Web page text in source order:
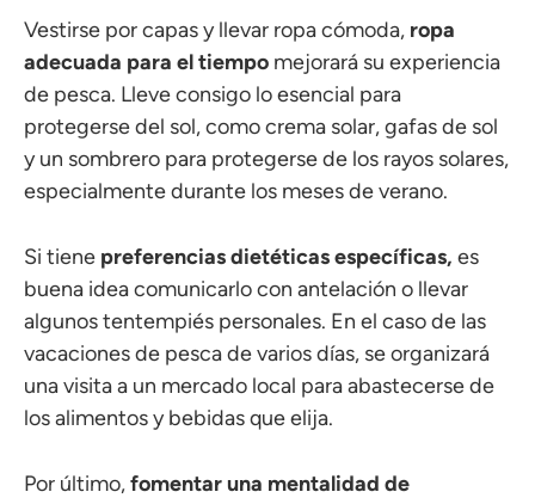
Vestirse por capas y llevar ropa cómoda, ropa
adecuada para el tiempo mejorará su experiencia
de pesca. Lleve consigo lo esencial para
protegerse del sol, como crema solar, gafas de sol
y un sombrero para protegerse de los rayos solares,
especialmente durante los meses de verano.
Si tiene preferencias dietéticas específicas, es
buena idea comunicarlo con antelación o llevar
algunos tentempiés personales. En el caso de las
vacaciones de pesca de varios días, se organizará
una visita a un mercado local para abastecerse de
los alimentos y bebidas que elija.
Por último,fomentar una mentalidad de